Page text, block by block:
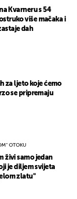
Kvarneru s 54
više mačaka i
dah
za ljeto koje ćemo
se pripremaju
OTOKU
živi samo jedan
je diljem svijeta
zlatu"